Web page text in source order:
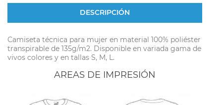
DESCRIPCIÓN
Camiseta técnica para mujer en material 100% poliéster
transpirable de 135g/m2. Disponible en variada gama de
vivos colores y en tallas S, M, L.
AREAS DE IMPRESIÓN